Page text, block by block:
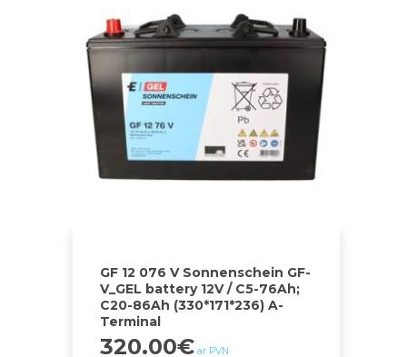
GF 12 076 V Sonnenschein GF-
V_GEL battery 12V / C5-76Ah;
C20-86Ah (330*171*236) A-
Terminal
320.00€ ar PVN